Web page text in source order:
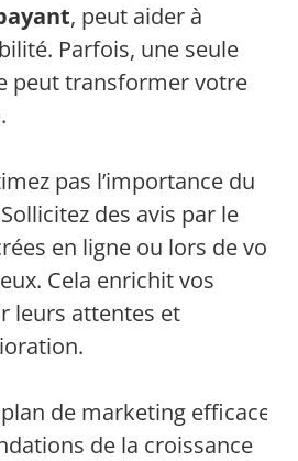
, peut aider à
Parfois, une seule
peut transformer votre
pas l’importance du
des avis par le
en ligne ou lors de vos
Cela enrichit vos
leurs attentes et
de marketing efficace,
de la croissance